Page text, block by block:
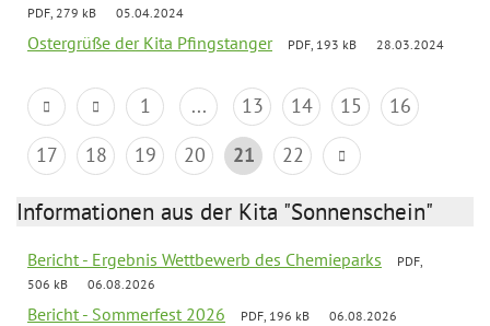
PDF, 279 kB 05.04.2024
Ostergrüße der Kita Pfingstanger PDF, 193 kB 28.03.2024
1 ... 13 14 15
16
17
18 19 20 21 22
Informationen aus der Kita "Sonnenschein"
Bericht - Ergebnis Wettbewerb des Chemieparks
PDF,
506 kB
06.08.2026
Bericht - Sommerfest 2026 PDF, 196 kB 06.08.2026